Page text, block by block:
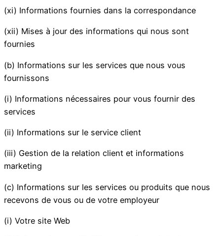
(xi) Informations fournies dans la correspondance
(xii) Mises à jour des informations qui nous sont
fournies
(b) Informations sur les services que nous vous
fournissons
(i) Informations nécessaires pour vous fournir des
services
(ii) Informations sur le service client
(iii) Gestion de la relation client et informations
marketing
(c) Informations sur les services ou produits que nous
recevons de vous ou de votre employeur
(i) Votre site Web